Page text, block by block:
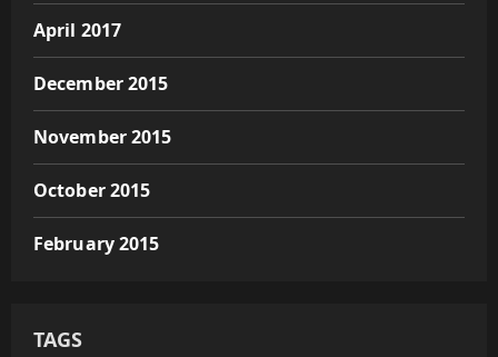
April 2017
December 2015
November 2015
October 2015
February 2015
TAGS